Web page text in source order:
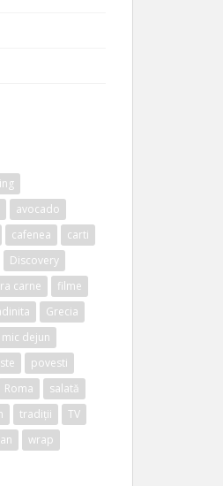
avocado
cafenea
carti
Discovery
carne
filme
Grecia
mic dejun
povesti
Roma
salată
tradiții
TV
wrap